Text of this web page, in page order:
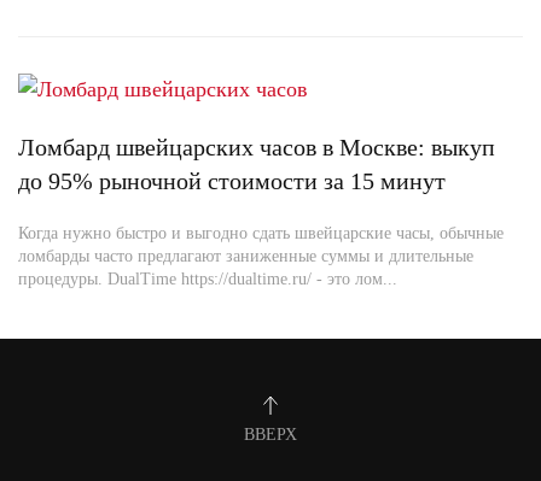
Ломбард швейцарских часов в Москве: выкуп
до 95% рыночной стоимости за 15 минут
Когда нужно быстро и выгодно сдать швейцарские часы, обычные
ломбарды часто предлагают заниженные суммы и длительные
процедуры. DualTime https://dualtime.ru/ - это лом...
ВВЕРХ